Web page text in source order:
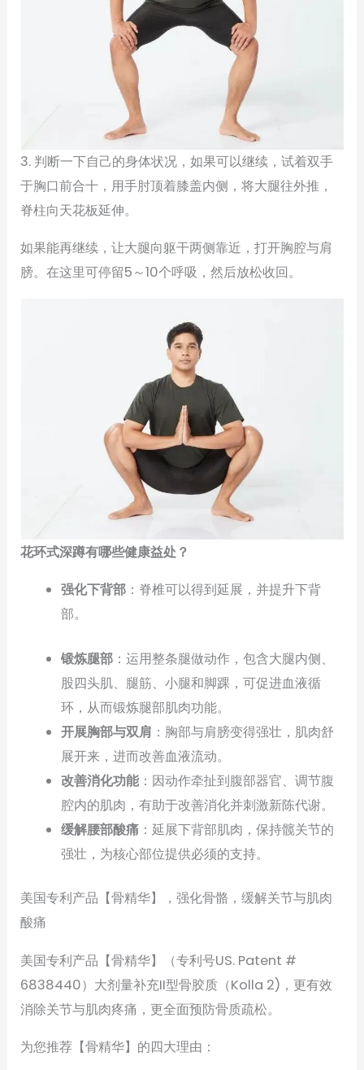
3. 判断一下自己的身体状况，如果可以继续，试着双手
于胸口前合十，用手肘顶着膝盖内侧，将大腿往外推，
脊柱向天花板延伸。
如果能再继续，让大腿向躯干两侧靠近，打开胸腔与肩
膀。在这里可停留5～10个呼吸，然后放松收回。
花环式深蹲有哪些健康益处？
强化下背部：脊椎可以得到延展，并提升下背
部。
锻炼腿部：运用整条腿做动作，包含大腿内侧、
股四头肌、腿筋、小腿和脚踝，可促进血液循
环，从而锻炼腿部肌肉功能。
开展胸部与双肩 ：胸部与肩膀变得强壮，肌肉舒
展开来，进而改善血液流动。
改善消化功能：因动作牵扯到腹部器官、调节腹
腔内的肌肉，有助于改善消化并刺激新陈代谢。
缓解腰部酸痛：延展下背部肌肉，保持髋关节的
强壮，为核心部位提供必须的支持。
美国专利产品【骨精华】，强化骨骼，缓解关节与肌肉
酸痛
美国专利产品【骨精华】（专利号US. Patent #
6838440）大剂量补充II型骨胶质（Kolla 2)，更有效
消除关节与肌肉疼痛，更全面预防骨质疏松。
为您推荐【骨精华】的四大理由：